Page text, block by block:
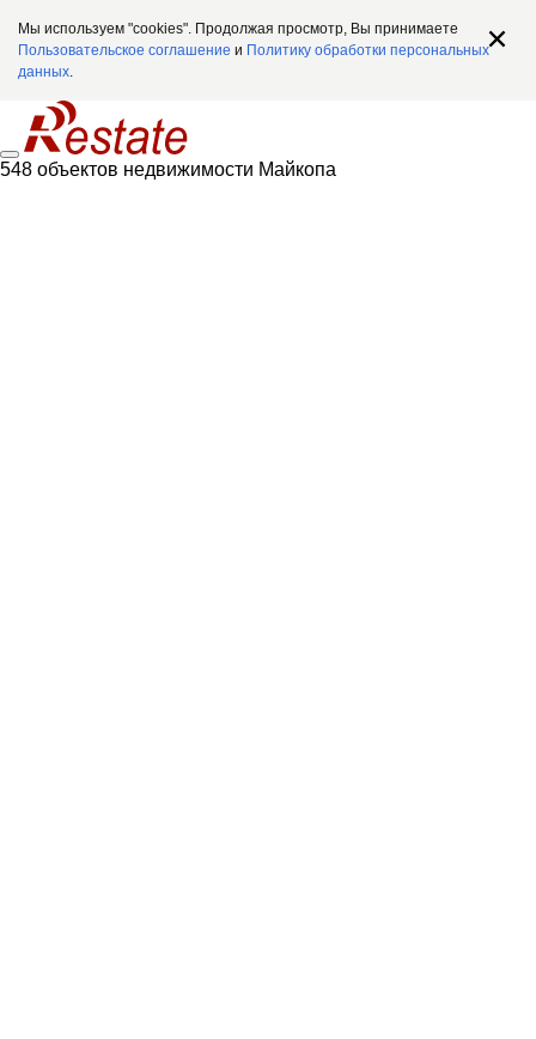
Мы используем "cookies". Продолжая просмотр, Вы принимаете
Пользовательское соглашение и Политику обработки персональных
данных.
548 объектов недвижимости Майкопа